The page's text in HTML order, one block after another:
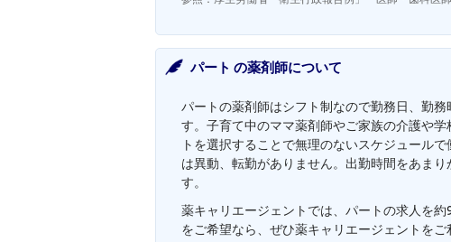
パート の薬剤師について
パートの薬剤師はシフト制なので勤務日、勤
す。子育て中のママ薬剤師やご家族の介護や
トを選択することで無理のないスケジュール
は異動、転勤がありません。出勤時間をあま
す。
薬キャリエージェントでは、パートの求人を
をご希望なら、ぜひ薬キャリエージェントを